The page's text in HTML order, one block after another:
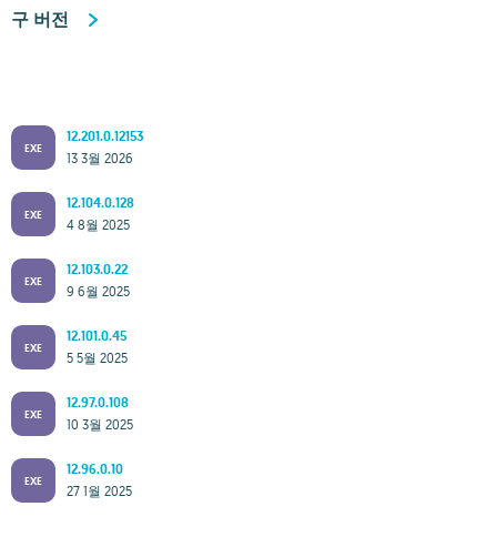
구 버전
EXE
12.201.0.12153
13 3월 2026
EXE
12.104.0.128
4 8월 2025
EXE
12.103.0.22
9 6월 2025
EXE
12.101.0.45
5 5월 2025
EXE
12.97.0.108
10 3월 2025
EXE
12.96.0.10
27 1월 2025